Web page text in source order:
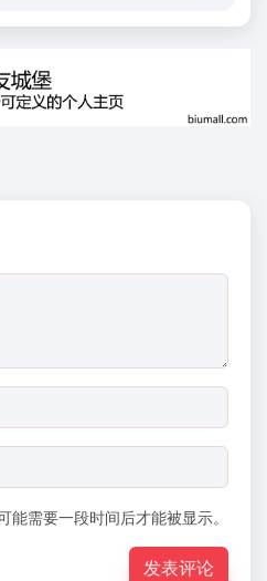
需要一段时间后才能被显示。
发表评论